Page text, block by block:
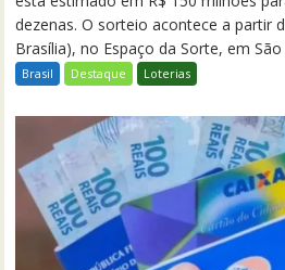
dezenas. O sorteio acontece a partir
Brasília), no Espaço da Sorte, em
Brasil Destaque Loterias